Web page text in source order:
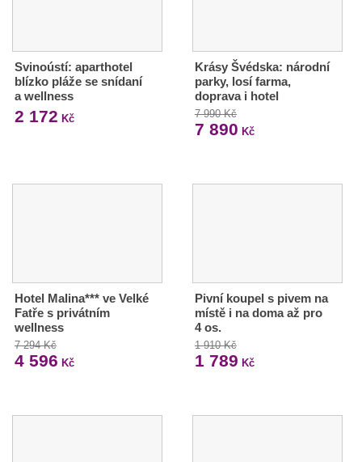
Svinoústí: aparthotel
blízko pláže se snídaní
a wellness
2 172 Kč
Krásy Švédska: národní
parky, losí farma,
doprava i hotel
7 990 Kč
7 890 Kč
Hotel Malina*** ve Velké
Fatře s privátním
wellness
7 294 Kč
4 596 Kč
Pivní koupel s pivem na
místě i na doma až pro
4 os.
1 910 Kč
1 789 Kč